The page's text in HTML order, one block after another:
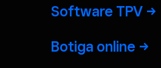
Software TPV
Botiga online